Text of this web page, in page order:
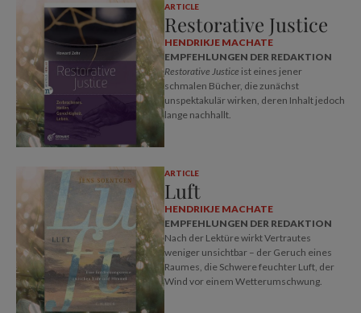
ARTICLE
Restorative Justice
HENDRIKJE MACHATE
EMPFEHLUNGEN DER REDAKTION
Restorative Justice ist eines jener
schmalen Bücher, die zunächst
unspektakulär wirken, deren Inhalt jedoch
lange nachhallt.
ARTICLE
Luft
HENDRIKJE MACHATE
EMPFEHLUNGEN DER REDAKTION
Nach der Lektüre wirkt Vertrautes
weniger unsichtbar – der Geruch eines
Raumes, die Schwere feuchter Luft, der
Wind vor einem Wetterumschwung.